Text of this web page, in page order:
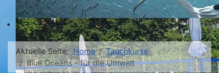
Aktuelle Seite: Home
Tauchkurse
Blue Oceans - für die Umwelt